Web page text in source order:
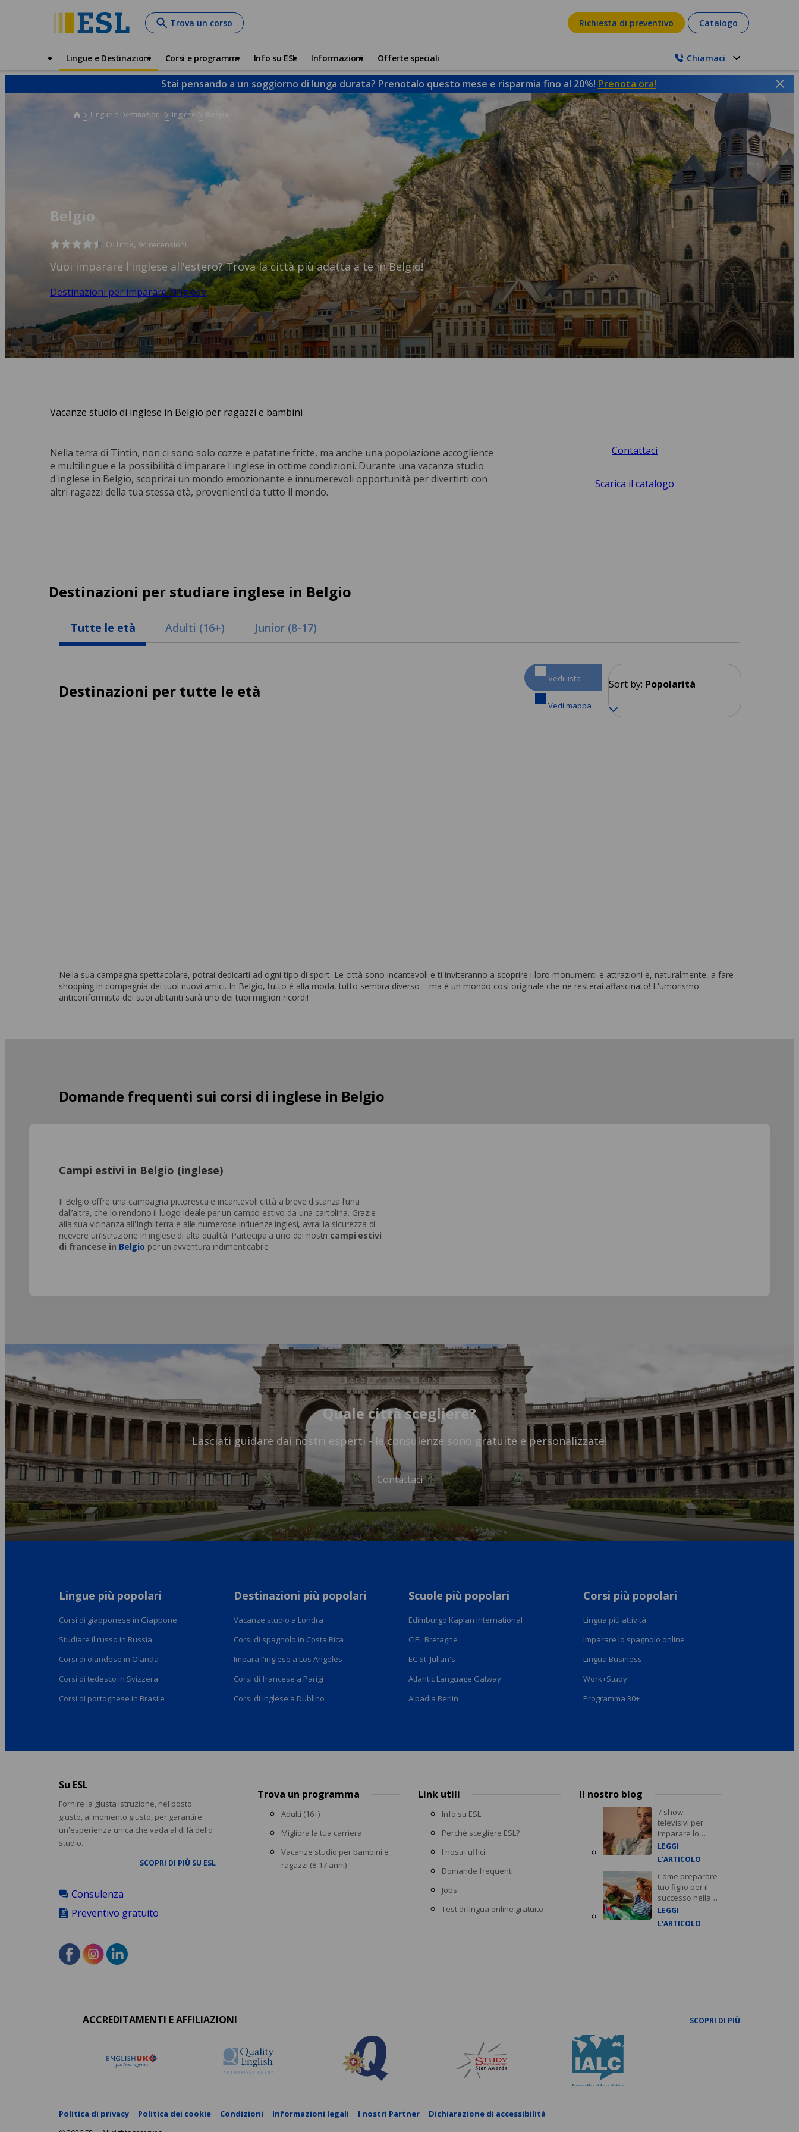
Trova un corso Richiesta di preventivo Catalogo
Lingue e Destinazioni Corsi e programmi Info su ESL Informazioni Offerte speciali Chiamaci
Stai pensando a un soggiorno di lunga durata? Prenotalo questo mese e risparmia fino al 20%! Prenota ora!
Lingue e Destinazioni Inglese Belgio
Belgio
Ottima, 94 recensioni
Vuoi imparare l'inglese all'estero? Trova la città più adatta a te in Belgio!
Destinazioni per imparare l'inglese
Vacanze studio di inglese in Belgio per ragazzi e bambini
Nella terra di Tintin, non ci sono solo cozze e patatine fritte, ma anche una popolazione accogliente
e multilingue e la possibilità d'imparare l'inglese in ottime condizioni. Durante una vacanza studio
d'inglese in Belgio, scoprirai un mondo emozionante e innumerevoli opportunità per divertirti con
altri ragazzi della tua stessa età, provenienti da tutto il mondo.
Contattaci
Scarica il catalogo
Destinazioni per studiare inglese in Belgio
Tutte le età Adulti (16+) Junior (8-17)
Destinazioni per tutte le età
Vedi lista
Vedi mappa
Sort by: Popolarità
Nella sua campagna spettacolare, potrai dedicarti ad ogni tipo di sport. Le città sono incantevoli e ti inviteranno a scoprire i loro monumenti e attrazioni e, naturalmente, a fare
shopping in compagnia dei tuoi nuovi amici. In Belgio, tutto è alla moda, tutto sembra diverso – ma è un mondo così originale che ne resterai affascinato! L'umorismo
anticonformista dei suoi abitanti sarà uno dei tuoi migliori ricordi!
Domande frequenti sui corsi di inglese in Belgio
Campi estivi in Belgio (inglese)
Il Belgio offre una campagna pittoresca e incantevoli città a breve distanza l’una
dall’altra, che lo rendono il luogo ideale per un campo estivo da una cartolina. Grazie
alla sua vicinanza all'Inghilterra e alle numerose influenze inglesi, avrai la sicurezza di
ricevere un’istruzione in inglese di alta qualità. Partecipa a uno dei nostri campi estivi
di francese in Belgio per un'avventura indimenticabile.
Quale città scegliere?
Lasciati guidare dai nostri esperti - le consulenze sono gratuite e personalizzate!
Contattaci
Lingue più popolari
Corsi di giapponese in Giappone
Studiare il russo in Russia
Corsi di olandese in Olanda
Corsi di tedesco in Svizzera
Corsi di portoghese in Brasile
Destinazioni più popolari
Vacanze studio a Londra
Corsi di spagnolo in Costa Rica
Impara l'inglese a Los Angeles
Corsi di francese a Parigi
Corsi di inglese a Dublino
Scuole più popolari
Edimburgo Kaplan International
CIEL Bretagne
EC St. Julian's
Atlantic Language Galway
Alpadia Berlin
Corsi più popolari
Lingua più attività
Imparare lo spagnolo online
Lingua Business
Work+Study
Programma 30+
Su ESL
Fornire la giusta istruzione, nel posto
giusto, al momento giusto, per garantire
un'esperienza unica che vada al di là dello
studio.
SCOPRI DI PIÙ SU ESL
Consulenza
Preventivo gratuito
Trova un programma
Adulti (16+)
Migliora la tua carriera
Vacanze studio per bambini e
ragazzi (8-17 anni)
Link utili
Info su ESL
Perché scegliere ESL?
I nostri uffici
Domande frequenti
Jobs
Test di lingua online gratuito
Il nostro blog
7 show
televisivi per
imparare lo
spagnolo nel
2021
LEGGI
L'ARTICOLO
Come preparare
tuo figlio per il
successo nella
carriera
LEGGI
L'ARTICOLO
ACCREDITAMENTI E AFFILIAZIONI
SCOPRI DI PIÙ
Politica di privacy Politica dei cookie Condizioni Informazioni legali I nostri Partner Dichiarazione di accessibilità